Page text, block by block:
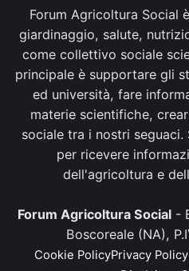
Forum Agricoltura Social
giardinaggio, salute,
come collettivo sociale
principale è supportare gli
ed università, fare
materie scientifiche,
sociale tra i nostri
per ricevere
dell'agricoltura e
Forum Agricoltura Social -
Boscoreale (NA),
Cookie PolicyPrivacy Policy